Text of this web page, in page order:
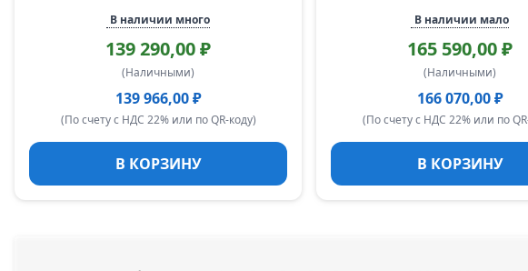
В наличии много
139 290,00 ₽
(Наличными)
139 966,00 ₽
(По счету с НДС 22% или по QR-коду)
В КОРЗИНУ
В наличии мало
165 590,00 ₽
(Наличными)
166 070,00 ₽
(По счету с НДС 22% или по
В КОРЗИНУ